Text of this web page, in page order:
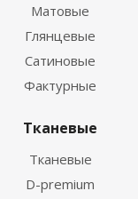
Матовые
Глянцевые
Сатиновые
Фактурные
Тканевые
Тканевые
D-premium